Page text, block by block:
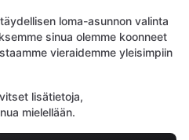
loma-asunnon valinta
sinua olemme koonneet
vieraidemme yleisimpiin
lisätietoja,
mielellään.